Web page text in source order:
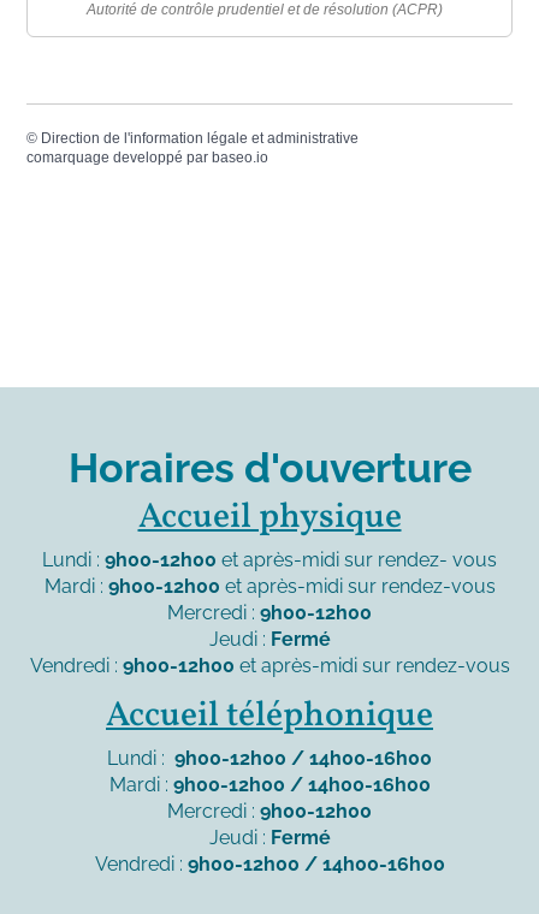
Autorité de contrôle prudentiel et de résolution (ACPR)
© Direction de l'information légale et administrative
comarquage developpé par baseo.io
Horaires d'ouverture
Accueil physique
Lundi : 9h00-12h00 et après-midi sur rendez- vous
Mardi : 9h00-12h00 et après-midi sur rendez-vous
Mercredi : 9h00-12h00
Jeudi : Fermé
Vendredi : 9h00-12h00 et après-midi sur rendez-vous
Accueil téléphonique
Lundi : 9h00-12h00 / 14h00-16h00
Mardi : 9h00-12h00 / 14h00-16h00
Mercredi : 9h00-12h00
Jeudi : Fermé
Vendredi : 9h00-12h00 / 14h00-16h00